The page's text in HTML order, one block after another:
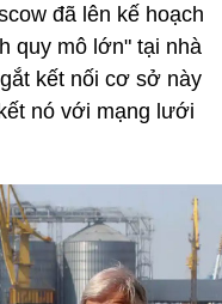
đã lên kế hoạch
quy mô lớn" tại nhà
kết nối cơ sở này
nó với mạng lưới